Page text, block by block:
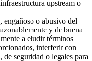
upstream o
engañoso o abusivo del
y de buena
a eludir términos
interferir con
de seguridad o legales para